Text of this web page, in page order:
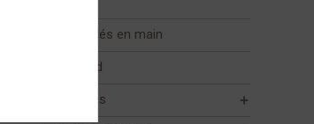
Pack clés en main
Plafond
Sources